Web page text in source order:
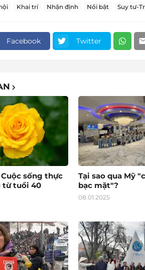
Khai trí Nhận định Nổi bật Suy tư-
Facebook Twitter
sống thực
từ tuổi 40
Tại sao qua Mỹ
bạc mặt"?
08.01.2025